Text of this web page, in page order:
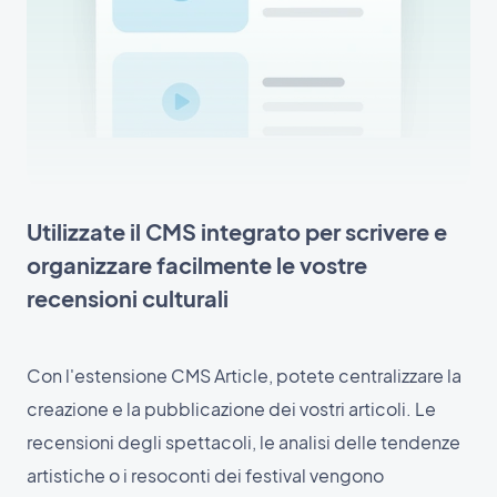
Utilizzate il CMS integrato per scrivere e
organizzare facilmente le vostre
recensioni culturali
Con l'estensione CMS Article, potete centralizzare la
creazione e la pubblicazione dei vostri articoli. Le
recensioni degli spettacoli, le analisi delle tendenze
artistiche o i resoconti dei festival vengono